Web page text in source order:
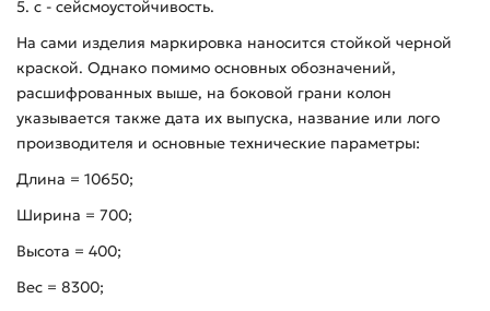
5. с - сейсмоустойчивость.
На сами изделия маркировка наносится стойкой черной
краской. Однако помимо основных обозначений,
расшифрованных выше, на боковой грани колон
указывается также дата их выпуска, название или лого
производителя и основные технические параметры:
Длина = 10650;
Ширина = 700;
Высота = 400;
Вес = 8300;